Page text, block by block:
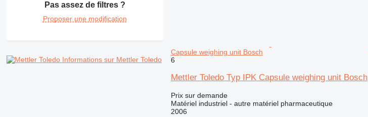
Pas assez de filtres ?
Proposer une modification
Informations sur Mettler Toledo
Capsule weighing unit Bosch
6
Mettler Toledo Typ IPK Capsule weighing unit Bosch
Prix sur demande
Matériel industriel - autre matériel pharmaceutique
2006